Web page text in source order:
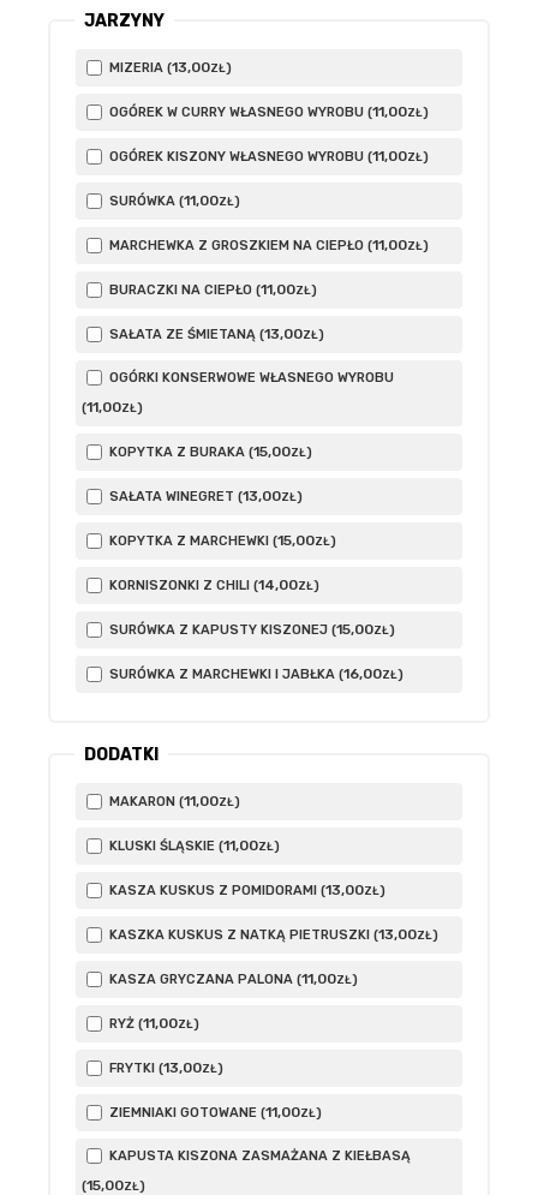
JARZYNY
MIZERIA (13,00ZŁ)
OGÓREK W CURRY WŁASNEGO WYROBU (11,00ZŁ)
OGÓREK KISZONY WŁASNEGO WYROBU (11,00ZŁ)
SURÓWKA (11,00ZŁ)
MARCHEWKA Z GROSZKIEM NA CIEPŁO (11,00ZŁ)
BURACZKI NA CIEPŁO (11,00ZŁ)
SAŁATA ZE ŚMIETANĄ (13,00ZŁ)
OGÓRKI KONSERWOWE WŁASNEGO WYROBU
(11,00ZŁ)
KOPYTKA Z BURAKA (15,00ZŁ)
SAŁATA WINEGRET (13,00ZŁ)
KOPYTKA Z MARCHEWKI (15,00ZŁ)
KORNISZONKI Z CHILI (14,00ZŁ)
SURÓWKA Z KAPUSTY KISZONEJ (15,00ZŁ)
SURÓWKA Z MARCHEWKI I JABŁKA (16,00ZŁ)
DODATKI
MAKARON (11,00ZŁ)
KLUSKI ŚLĄSKIE (11,00ZŁ)
KASZA KUSKUS Z POMIDORAMI (13,00ZŁ)
KASZKA KUSKUS Z NATKĄ PIETRUSZKI (13,00ZŁ)
KASZA GRYCZANA PALONA (11,00ZŁ)
RYŻ (11,00ZŁ)
FRYTKI (13,00ZŁ)
ZIEMNIAKI GOTOWANE (11,00ZŁ)
KAPUSTA KISZONA ZASMAŻANA Z KIEŁBASĄ
(15,00ZŁ)